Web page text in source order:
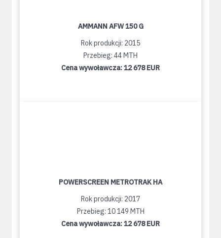
AMMANN AFW 150 G
Rok produkcji: 2015
Przebieg: 44 MTH
Cena wywoławcza:12 678 EUR
POWERSCREEN METROTRAK HA
Rok produkcji: 2017
Przebieg: 10 149 MTH
Cena wywoławcza:12 678 EUR